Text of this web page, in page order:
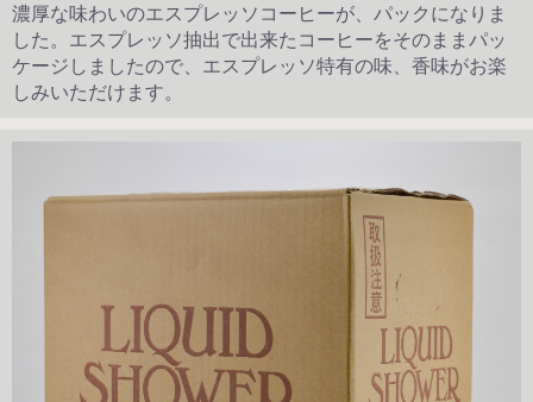
濃厚な味わいのエスプレッソコーヒーが、パックになりま
した。エスプレッソ抽出で出来たコーヒーをそのままパッ
ケージしましたので、エスプレッソ特有の味、香味がお楽
しみいただけます。